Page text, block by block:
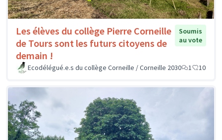
Les élèves du collège Pierre Corneille
de Tours sont les futurs citoyens de
demain !
Soumis
au vote
Ecodélégué.e.s du collège Corneille / Corneille 2030 1 10